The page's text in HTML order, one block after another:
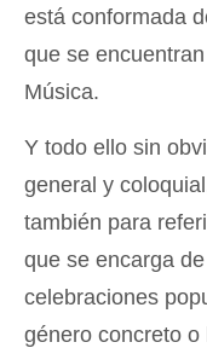
está conformada
que se
Música.
Y todo ello sin
general y
también para
que se encarga
celebraciones
género concreto